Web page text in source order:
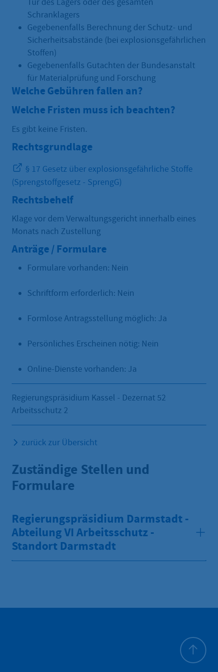
Tür des Lagers oder des gesamten
Schranklagers
Gegebenenfalls Berechnung der Schutz- und
Sicherheitsabstände (bei explosionsgefährlichen
Stoffen)
Gegebenenfalls Gutachten der Bundesanstalt
für Materialprüfung und Forschung
Welche Gebühren fallen an?
Welche Fristen muss ich beachten?
Es gibt keine Fristen.
Rechtsgrundlage
§ 17 Gesetz über explosionsgefährliche Stoffe
(Sprengstoffgesetz - SprengG)
Rechtsbehelf
Klage vor dem Verwaltungsgericht innerhalb eines
Monats nach Zustellung
Anträge / Formulare
Formulare vorhanden: Nein
Schriftform erforderlich: Nein
Formlose Antragsstellung möglich: Ja
Persönliches Erscheinen nötig: Nein
Online-Dienste vorhanden: Ja
Regierungspräsidium Kassel - Dezernat 52
Arbeitsschutz 2
zurück zur Übersicht
Zuständige Stellen und
Formulare
Regierungspräsidium Darmstadt -
Abteilung VI Arbeitsschutz -
Standort Darmstadt